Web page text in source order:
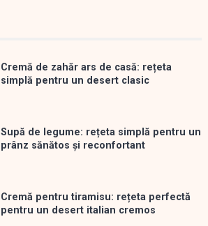
Cremă de zahăr ars de casă: rețeta
simplă pentru un desert clasic
Supă de legume: rețeta simplă pentru un
prânz sănătos și reconfortant
Cremă pentru tiramisu: rețeta perfectă
pentru un desert italian cremos